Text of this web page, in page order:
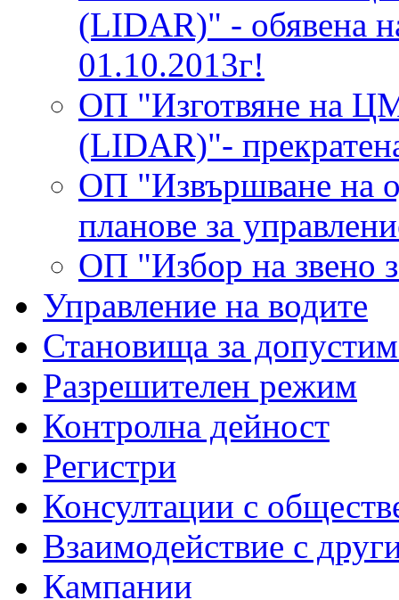
(LIDAR)" - обявена
01.10.2013г!
ОП "Изготвяне на
(LIDAR)"-
ОП "Извършване на
планове за
ОП "Избор на звено
Управление на водите
Становища за
Разрешителен режим
Контролна дейност
Регистри
Консултации с
Взаимодействие с
Кампании